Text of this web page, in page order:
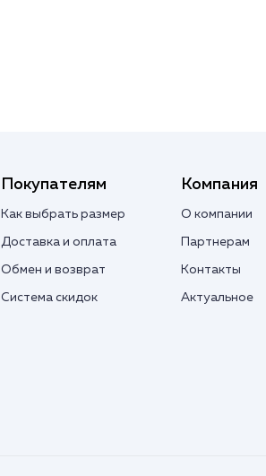
Покупателям
Как выбрать размер
Доставка и оплата
Обмен и возврат
Система скидок
Компания
О компании
Партнерам
Контакты
Актуальное